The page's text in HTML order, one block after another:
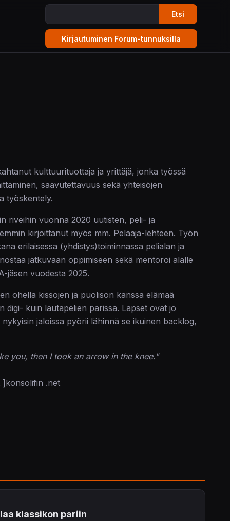
Etsi
kulttuurituottaja ja yrittäjä, jonka työssä
saavutettavuus sekä yhteisöjen
työskentely.
riveihin vuonna 2020 uutisten, peli- ja
kirjoittanut myös mm. Pelaaja-lehteen. Työn
erilaisessa (yhdistys)toiminnassa pelialan ja
jatkuvaan oppimiseen sekä mentoroi alalle
jäsen vuodesta 2025.
ohella kissojen ja puolison kanssa elämää
digi- kuin lautapelien parissa. Lapset ovat jo
jaloissa pyörii lähinnä se ikuinen backlog,
you, then I took an arrow in the knee."
]konsolifin .net
klassikon pariin